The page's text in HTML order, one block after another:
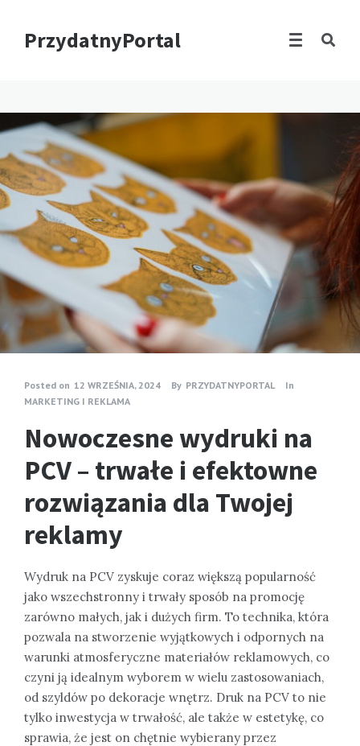
PrzydatnyPortal
Posted on 12 WRZEŚNIA, 2024 By PRZYDATNYPORTAL
In
MARKETING I REKLAMA
Nowoczesne wydruki na
PCV – trwałe i efektowne
rozwiązania dla Twojej
reklamy
Wydruk na PCV zyskuje coraz większą popularność
jako wszechstronny i trwały sposób na promocję
zarówno małych, jak i dużych firm. To technika, która
pozwala na stworzenie wyjątkowych i odpornych na
warunki atmosferyczne materiałów reklamowych, co
czyni ją idealnym wyborem w wielu zastosowaniach,
od szyldów po dekoracje wnętrz. Druk na PCV to nie
tylko inwestycja w trwałość, ale także w estetykę, co
sprawia, że jest on chętnie wybierany przez